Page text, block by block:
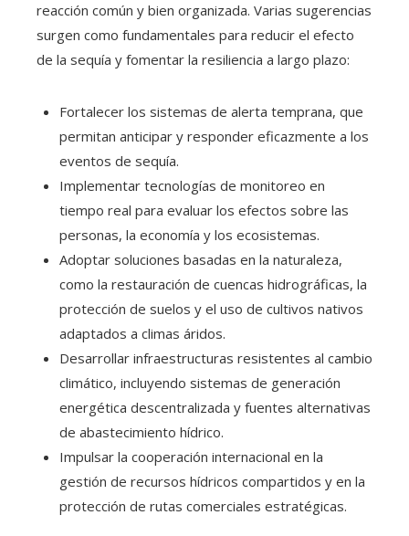
reacción común y bien organizada. Varias sugerencias
surgen como fundamentales para reducir el efecto
de la sequía y fomentar la resiliencia a largo plazo:
Fortalecer los sistemas de alerta temprana, que
permitan anticipar y responder eficazmente a los
eventos de sequía.
Implementar tecnologías de monitoreo en
tiempo real para evaluar los efectos sobre las
personas, la economía y los ecosistemas.
Adoptar soluciones basadas en la naturaleza,
como la restauración de cuencas hidrográficas, la
protección de suelos y el uso de cultivos nativos
adaptados a climas áridos.
Desarrollar infraestructuras resistentes al cambio
climático, incluyendo sistemas de generación
energética descentralizada y fuentes alternativas
de abastecimiento hídrico.
Impulsar la cooperación internacional en la
gestión de recursos hídricos compartidos y en la
protección de rutas comerciales estratégicas.